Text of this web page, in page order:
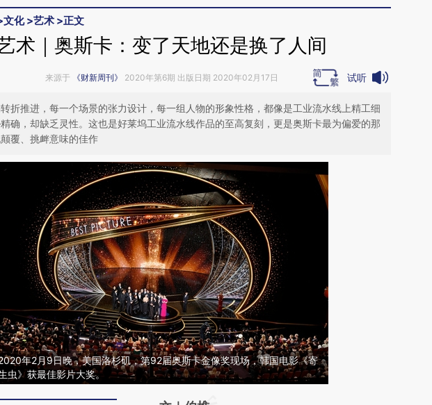
文化>艺术 >正文
术｜奥斯卡：变了天地还是换了人间
来源于 《财新周刊》 2020年第6期 出版日期 2020年02月17日 试听
折推进，每一个场景的张力设计，每一组人物的形象性格，都像是工业流水线上精工细
，却缺乏灵性。这也是好莱坞工业流水线作品的至高复刻，更是奥斯卡最为偏爱的那
覆、挑衅意味的佳作
年2月9日晚，美国洛杉矶，第92届奥斯卡金像奖现场，韩国电影《寄
虫》获最佳影片大奖。